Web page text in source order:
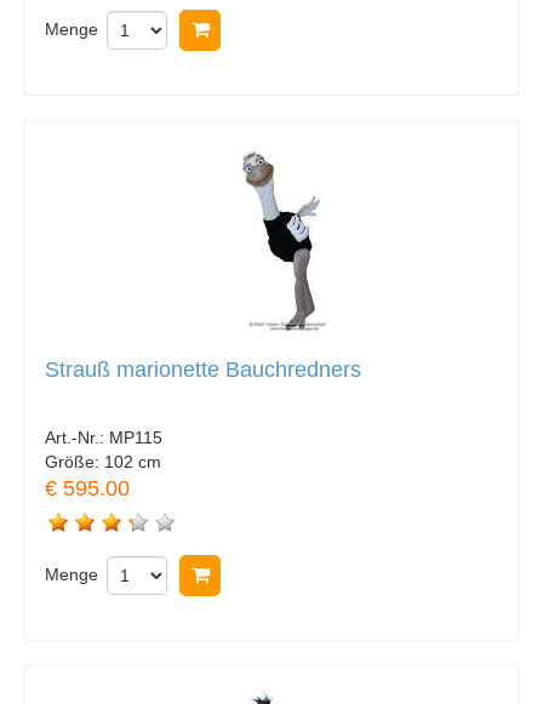
Menge
Strauß marionette Bauchredners
Art.-Nr.: MP115
Größe: 102 cm
€ 595.00
Menge